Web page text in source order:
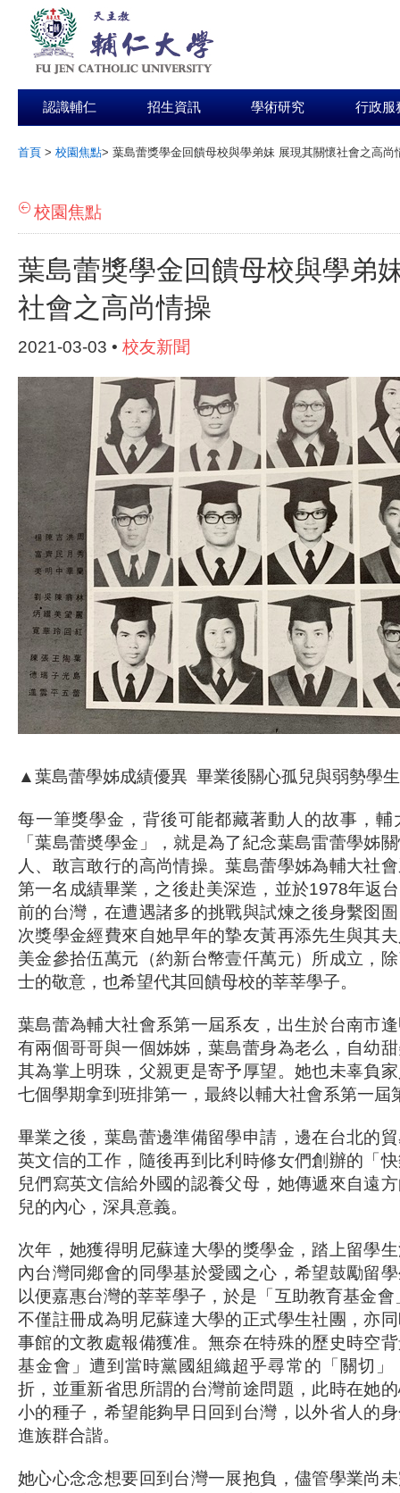
認識輔仁 招生資訊 學術研究 行政服
首頁 > 校園焦點> 葉島蕾獎學金回饋母校與學弟妹 展現其關懷社會之高尚
校園焦點
葉島蕾獎學金回饋母校與學弟
社會之高尚情操
2021-03-03 • 校友新聞
▲葉島蕾學姊成績優異 畢業後關心孤兒與弱勢學生
每一筆獎學金，背後可能都藏著動人的故事，輔
「葉島蕾奬學金」，就是為了紀念葉島雷蕾學姊
人、敢言敢行的高尚情操。葉島蕾學姊為輔大社
第一名成績畢業，之後赴美深造，並於1978年返
前的台灣，在遭遇諸多的挑戰與試煉之後身繫囹
次獎學金經費來自她早年的摯友黃再添先生與其
美金參拾伍萬元（約新台幣壹仟萬元）所成立，
士的敬意，也希望代其回饋母校的莘莘學子。
葉島蕾為輔大社會系第一屆系友，出生於台南市
有兩個哥哥與一個姊姊，葉島蕾身為老么，自幼
其為掌上明珠，父親更是寄予厚望。她也未辜負
七個學期拿到班排第一，最終以輔大社會系第一屆
畢業之後，葉島蕾邊準備留學申請，邊在台北的
英文信的工作，隨後再到比利時修女們創辦的「
兒們寫英文信給外國的認養父母，她傳遞來自遠
兒的內心，深具意義。
次年，她獲得明尼蘇達大學的獎學金，踏上留學
內台灣同鄕會的同學基於愛國之心，希望鼓勵留
以便嘉惠台灣的莘莘學子，於是「互助教育基金
不僅註冊成為明尼蘇達大學的正式學生社團，亦
事館的文教處報備獲准。無奈在特殊的歷史時空
基金會」遭到當時黨國組織超乎尋常的「關切」
折，並重新省思所謂的台灣前途問題，此時在她
小的種子，希望能夠早日回到台灣，以外省人的
進族群合諧。
她心心念念想要回到台灣一展抱負，儘管學業尚